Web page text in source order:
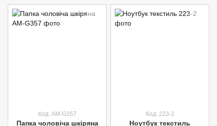
Код: AM-G357
Папка чоловіча шкіряна
Код: 223-2
Ноутбук текстиль